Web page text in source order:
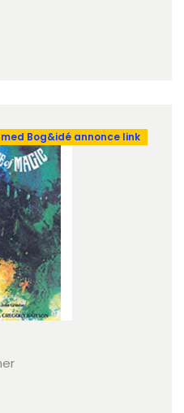
med Bog&idé annonce link